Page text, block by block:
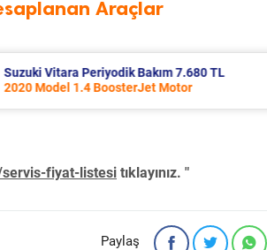
Araçlar
Toyota Corolla Periyodik Bakım 10.994
2022 Model 1.8 Hybrid Motor
fiyat-listesi tıklayınız. "
Paylaş